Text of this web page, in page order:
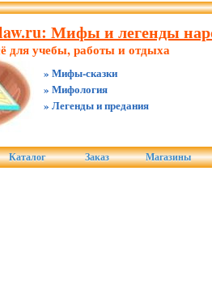
Мифы и легенды
для учебы, работы и отдыха
» Мифы-сказки
» Мифология
» Легенды и предания
Каталог Заказ Магазины